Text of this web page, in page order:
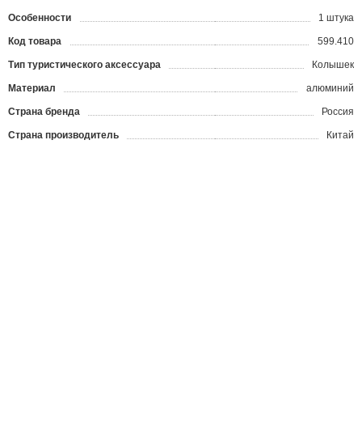
Особенности 1 штука
Код товара 599.410
Тип туристического аксессуара Колышек
Материал алюминий
Страна бренда Россия
Страна производитель Китай